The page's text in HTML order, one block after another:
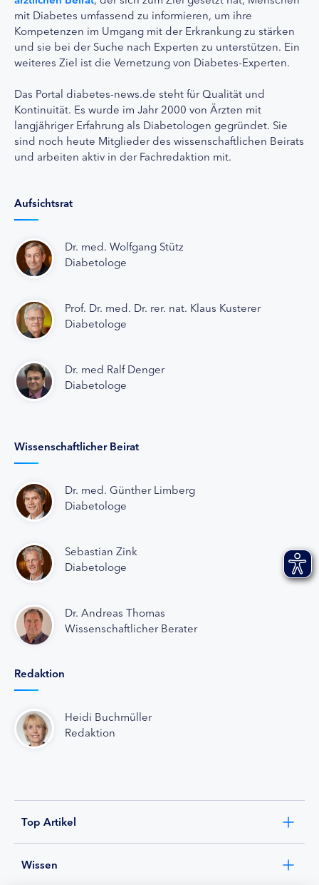
mit Diabetes umfassend zu informieren, um ihre
Kompetenzen im Umgang mit der Erkrankung zu stärken
und sie bei der Suche nach Experten zu unterstützen. Ein
weiteres Ziel ist die Vernetzung von Diabetes-Experten.
Das Portal diabetes-news.de steht für Qualität und
Kontinuität. Es wurde im Jahr 2000 von Ärzten mit
langjähriger Erfahrung als Diabetologen gegründet. Sie
sind noch heute Mitglieder des wissenschaftlichen Beirats
und arbeiten aktiv in der Fachredaktion mit.
Aufsichtsrat
Dr. med. Wolfgang Stütz
Diabetologe
Prof. Dr. med. Dr. rer. nat. Klaus Kusterer
Diabetologe
Dr. med Ralf Denger
Diabetologe
Wissenschaftlicher Beirat
Dr. med. Günther Limberg
Diabetologe
Sebastian Zink
Diabetologe
Dr. Andreas Thomas
Wissenschaftlicher Berater
Redaktion
Heidi Buchmüller
Redaktion
Top Artikel
Wissen